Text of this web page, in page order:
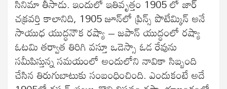
చక్రవర్తి కాలానిది, 1905 జూన్‍లో ప్రిన్స్ పొటేమ్కిన్‍ అనే
సాయుధ యుద్ధనౌక రష్యా – జపాన్‍ యుద్ధంలో రష్యా
ఓటమి తర్వాత తిరిగి వస్తూ ఒడెస్సా ఓడ రేవును
సమీపిస్తున్న సమయంలో అందులోని నావికా సిబ్బంది
చేసిన తిరుగుబాటుకు సంబంధించింది. ఎందుకంటే అదే